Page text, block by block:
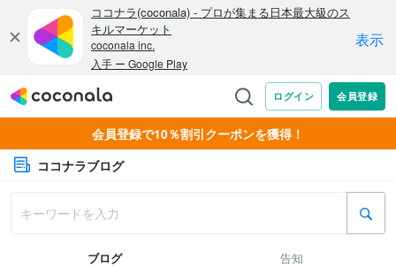
会員登録で10％割引クーポンを獲得！
ココナラブログ
ブログ 告知